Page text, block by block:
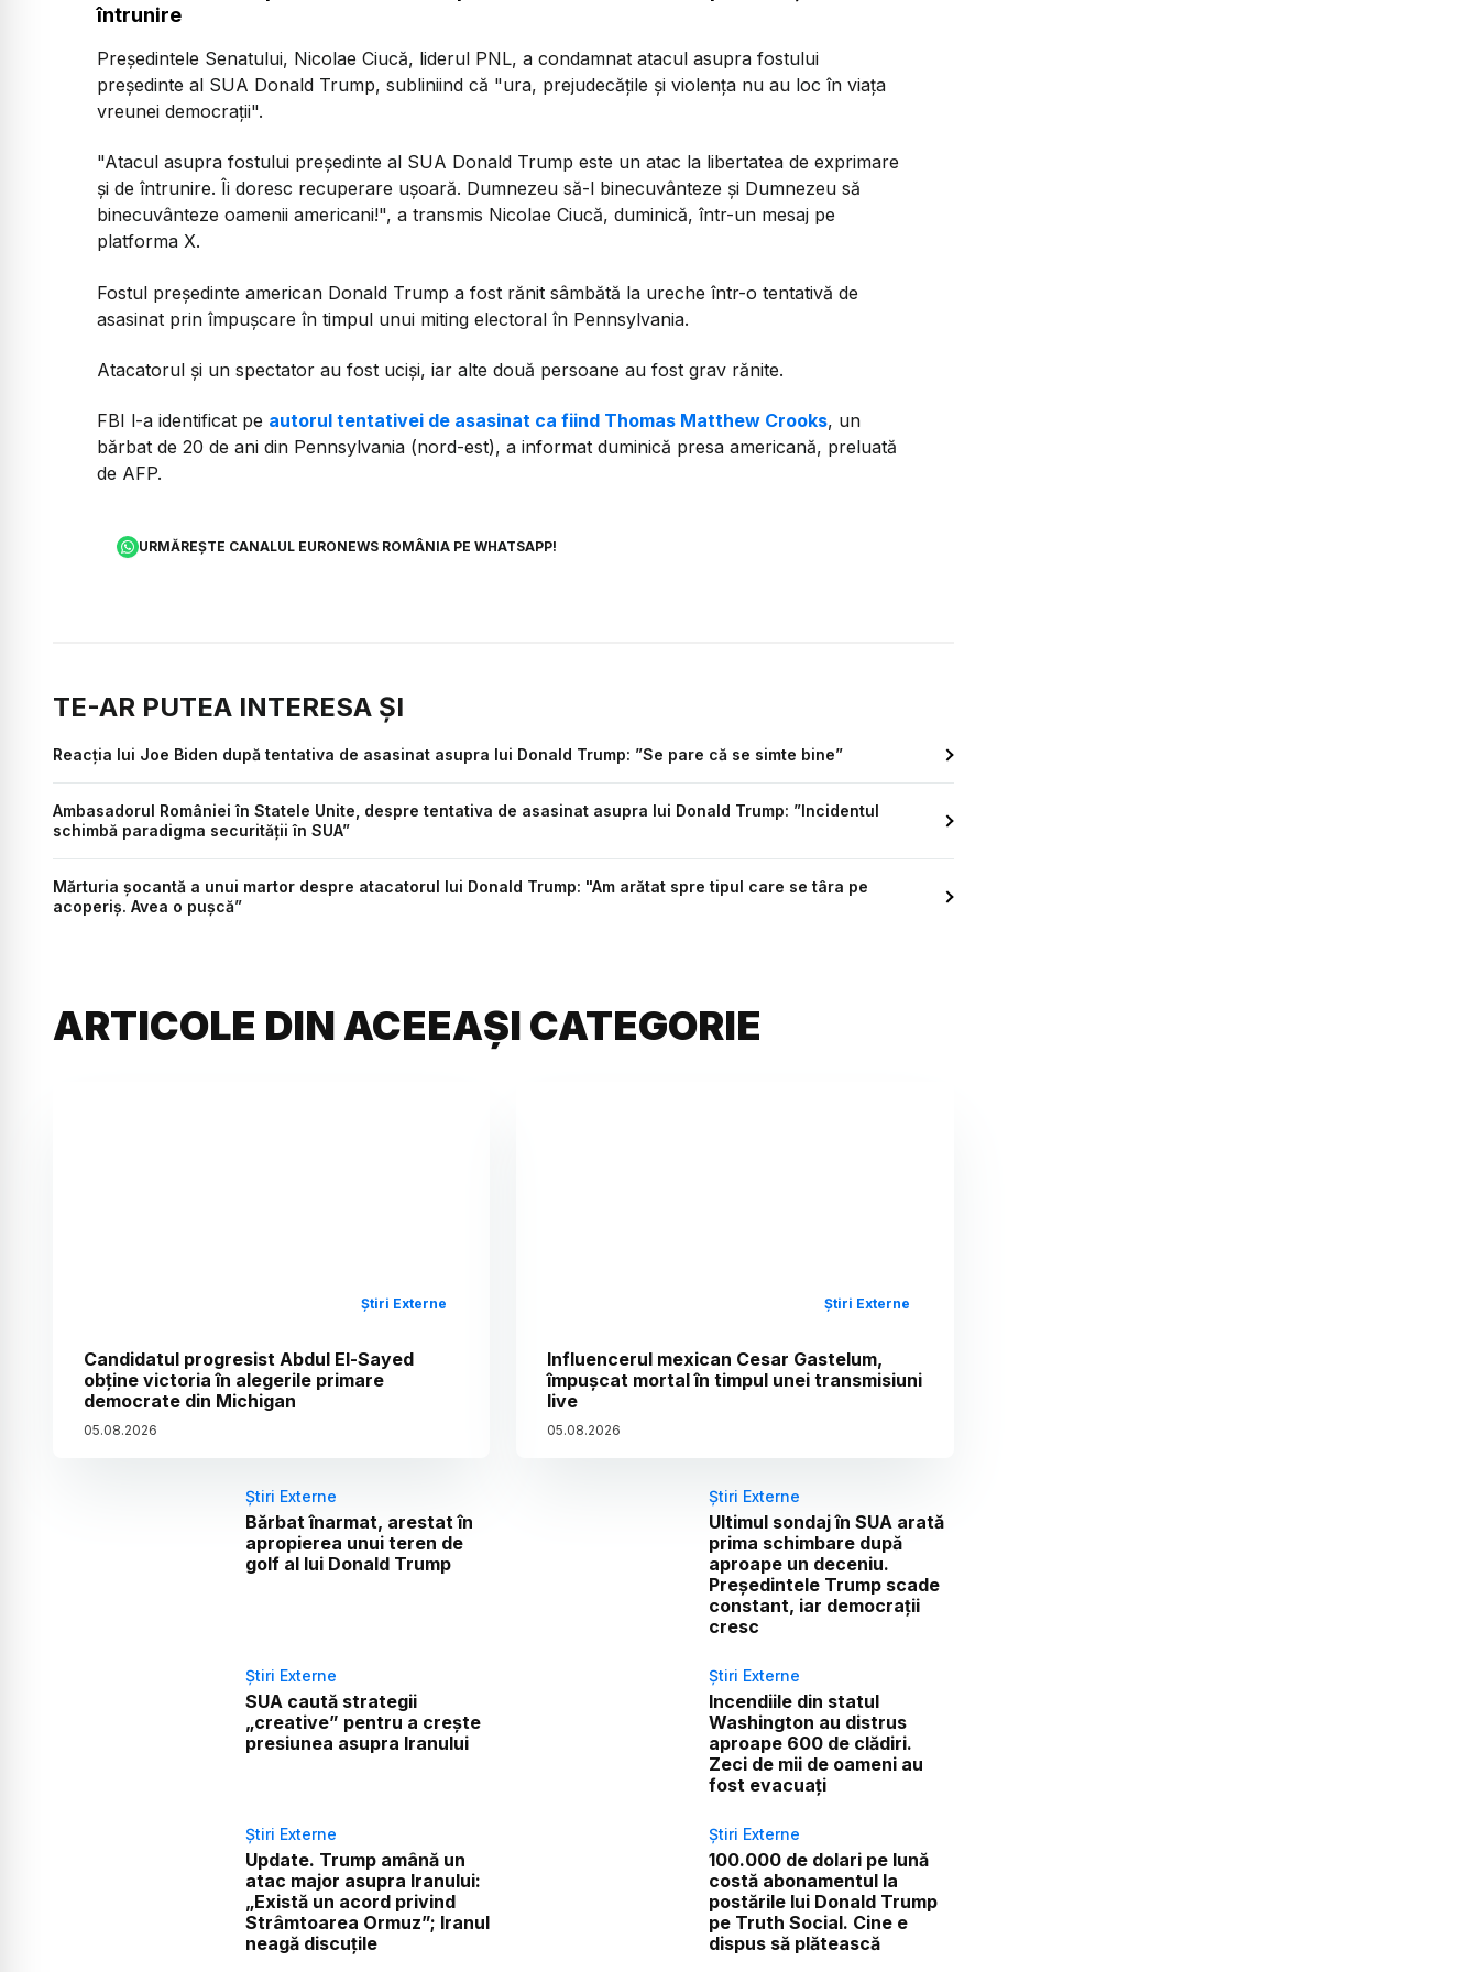
întrunire
Preşedintele Senatului, Nicolae Ciucă, liderul PNL, a condamnat atacul asupra fostului
preşedinte al SUA Donald Trump, subliniind că "ura, prejudecăţile şi violenţa nu au loc în viaţa
vreunei democraţii".
"Atacul asupra fostului preşedinte al SUA Donald Trump este un atac la libertatea de exprimare
şi de întrunire. Îi doresc recuperare uşoară. Dumnezeu să-l binecuvânteze şi Dumnezeu să
binecuvânteze oamenii americani!", a transmis Nicolae Ciucă, duminică, într-un mesaj pe
platforma X.
Fostul preşedinte american Donald Trump a fost rănit sâmbătă la ureche într-o tentativă de
asasinat prin împuşcare în timpul unui miting electoral în Pennsylvania.
Atacatorul şi un spectator au fost ucişi, iar alte două persoane au fost grav rănite.
FBI l-a identificat pe autorul tentativei de asasinat ca fiind Thomas Matthew Crooks, un
bărbat de 20 de ani din Pennsylvania (nord-est), a informat duminică presa americană, preluată
de AFP.
URMĂREȘTE CANALUL EURONEWS ROMÂNIA PE WHATSAPP!
TE-AR PUTEA INTERESA ȘI
Reacția lui Joe Biden după tentativa de asasinat asupra lui Donald Trump: ”Se pare că se simte bine”
Ambasadorul României în Statele Unite, despre tentativa de asasinat asupra lui Donald Trump: ”Incidentul
schimbă paradigma securității în SUA”
Mărturia șocantă a unui martor despre atacatorul lui Donald Trump: "Am arătat spre tipul care se târa pe
acoperiș. Avea o pușcă”
ARTICOLE DIN ACEEAȘI CATEGORIE
Știri Externe
Candidatul progresist Abdul El-Sayed
obține victoria în alegerile primare
democrate din Michigan
05.08.2026
Știri Externe
Influencerul mexican Cesar Gastelum,
împușcat mortal în timpul unei transmisiuni
live
05.08.2026
Știri Externe
Bărbat înarmat, arestat în
apropierea unui teren de
golf al lui Donald Trump
Știri Externe
Ultimul sondaj în SUA arată
prima schimbare după
aproape un deceniu.
Președintele Trump scade
constant, iar democrații
cresc
Știri Externe
SUA caută strategii
„creative” pentru a crește
presiunea asupra Iranului
Știri Externe
Incendiile din statul
Washington au distrus
aproape 600 de clădiri.
Zeci de mii de oameni au
fost evacuați
Știri Externe
Update. Trump amână un
atac major asupra Iranului:
„Există un acord privind
Strâmtoarea Ormuz”; Iranul
neagă discuțile
Știri Externe
100.000 de dolari pe lună
costă abonamentul la
postările lui Donald Trump
pe Truth Social. Cine e
dispus să plătească